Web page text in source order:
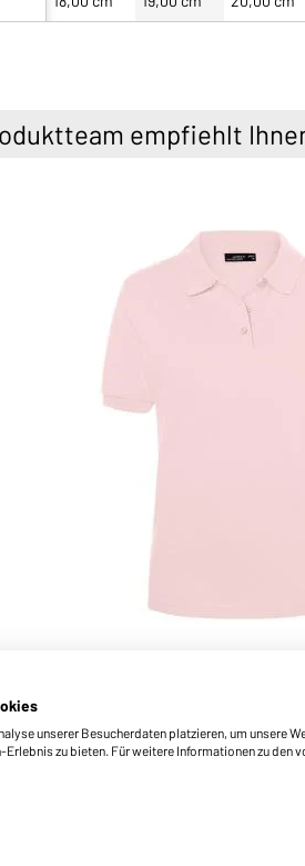
empfiehlt
(rose)
unserer Besucherdaten platzieren, um unsere
zu bieten. Für weitere Informationen zu den